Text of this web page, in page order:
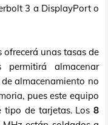
3 a DisplayPort o
ofrecerá unas tasas de
almacenar
almacenamiento no
pues este equipo
tipo de tarjetas. Los 8